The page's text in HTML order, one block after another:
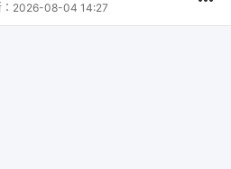
2026-08-04 14:27